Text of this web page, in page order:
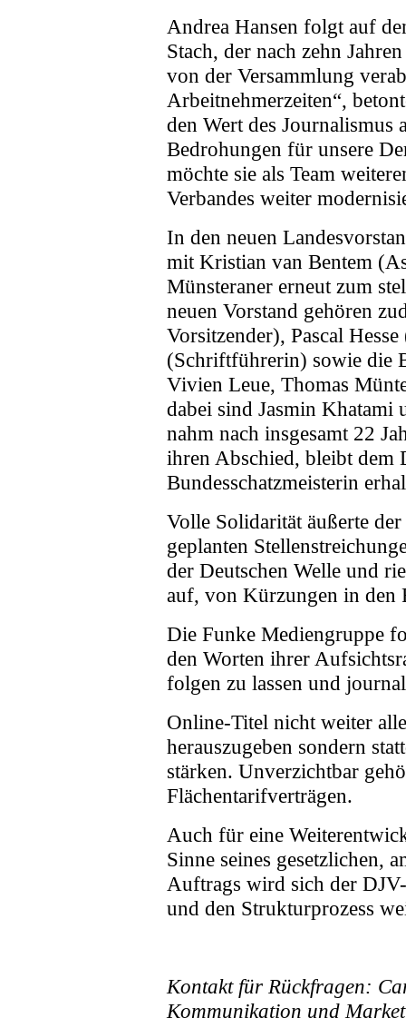
Andrea Hansen folgt auf
Stach, der nach zehn
von der Versammlung
Arbeitnehmerzeiten“,
den Wert des Journalismus
Bedrohungen für unsere
möchte sie als Team
Verbandes weiter
In den neuen
mit Kristian van Bentem
Münsteraner erneut zum
neuen Vorstand gehören
Vorsitzender), Pascal
(Schriftführerin) sowie die
Vivien Leue, Thomas
dabei sind Jasmin Khatami
nahm nach insgesamt 22
ihren Abschied, bleibt dem
Bundesschatzmeisterin
Volle Solidarität äußerte
geplanten
der Deutschen Welle und
auf, von Kürzungen in den
Die Funke Mediengruppe
den Worten ihrer
folgen zu lassen und
Online-Titel nicht weiter
herauszugeben sondern
stärken. Unverzichtbar
Flächentarifverträgen.
Auch für eine
Sinne seines gesetzlichen,
Auftrags wird sich der
und den Strukturprozess
Kontakt für Rückfragen:
Kommunikation und